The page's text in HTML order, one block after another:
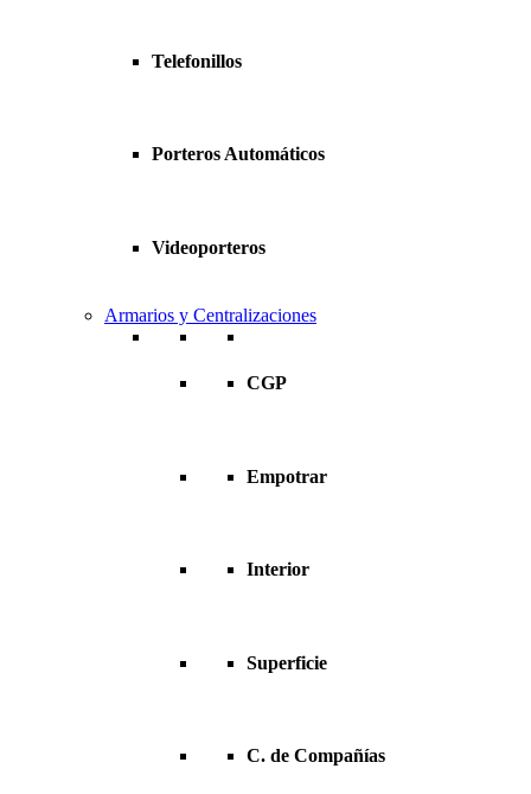
Telefonillos
Porteros Automáticos
Videoporteros
Armarios y Centralizaciones
CGP
Empotrar
Interior
Superficie
C. de Compañías